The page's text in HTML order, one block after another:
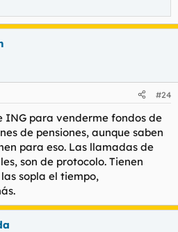
comisiones. No veo mal que vayas
y digas las cosas no tibias
determinación, ni tampoco veo
eso es tener buena educación.
eso y no te van a tener ir yendo
Se consiguen más con las
#24
ING para venderme fondos de
de pensiones, aunque saben
para eso. Las llamadas de
son de protocolo. Tienen
sopla el tiempo,